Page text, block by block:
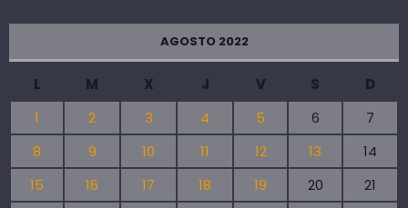
AGOSTO 2022
L M X J V S
D
1
2 3 4 5 6
7
8
9 10 11 12 13
14
15
16 17 18 19 20
21